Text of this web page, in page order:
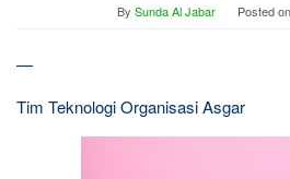
By Sunda Al Jabar Posted on
—
Tim Teknologi Organisasi Asgar